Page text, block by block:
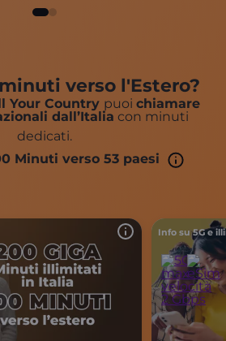
verso l'Estero?
Your Country puoi chiamare
dall’Italia con minuti
dedicati.
Minuti verso 53 paesi
Info su 5G e